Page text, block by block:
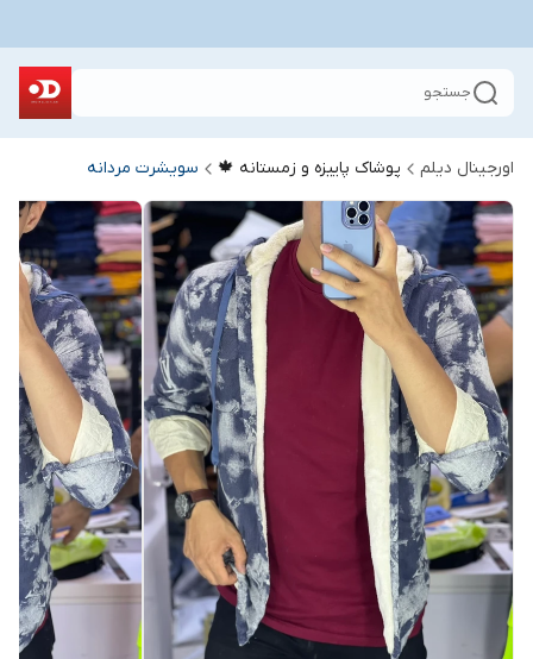
جستجو
اورجینال دیلم پوشاک پاییزه و زمستانه 🍁 سویشرت مردانه